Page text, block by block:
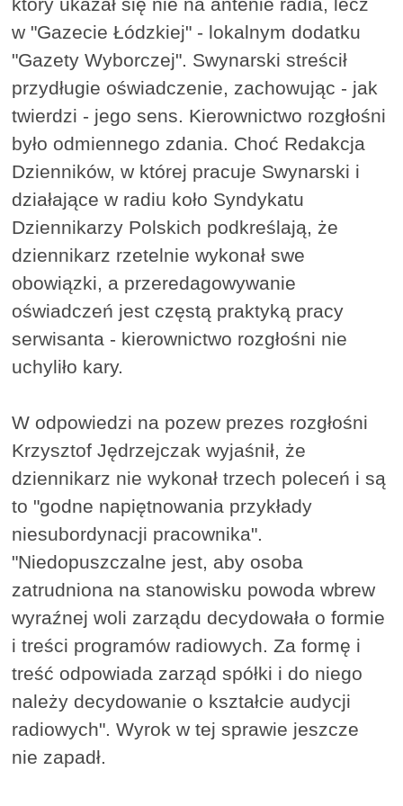
w "Gazecie Łódzkiej" - lokalnym dodatku
"Gazety Wyborczej". Swynarski streścił
przydługie oświadczenie, zachowując - jak
twierdzi - jego sens. Kierownictwo rozgłośni
było odmiennego zdania. Choć Redakcja
Dzienników, w której pracuje Swynarski i
działające w radiu koło Syndykatu
Dziennikarzy Polskich podkreślają, że
dziennikarz rzetelnie wykonał swe
obowiązki, a przeredagowywanie
oświadczeń jest częstą praktyką pracy
serwisanta - kierownictwo rozgłośni nie
uchyliło kary.
W odpowiedzi na pozew prezes rozgłośni
Krzysztof Jędrzejczak wyjaśnił, że
dziennikarz nie wykonał trzech poleceń i są
to "godne napiętnowania przykłady
niesubordynacji pracownika".
"Niedopuszczalne jest, aby osoba
zatrudniona na stanowisku powoda wbrew
wyraźnej woli zarządu decydowała o formie
i treści programów radiowych. Za formę i
treść odpowiada zarząd spółki i do niego
należy decydowanie o kształcie audycji
radiowych". Wyrok w tej sprawie jeszcze
nie zapadł.